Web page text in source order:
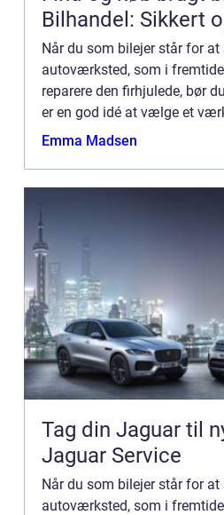
Bilhandel: Sikkert
Når du som bilejer står for
autoværksted, som i
reparere den firhjulede, bør
er en god idé at vælge et
på dit hjem – og som er til
Emma Madsen
Tag din Jaguar til
Jaguar Service
Når du som bilejer står for
autoværksted, som i